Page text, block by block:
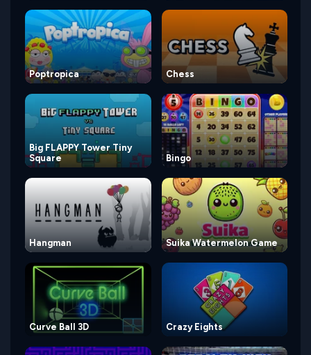
Poptropica Chess
Big FLAPPY Tower Tiny
Square
Bingo
Hangman Suika Watermelon Game
Curve Ball 3D Crazy Eights